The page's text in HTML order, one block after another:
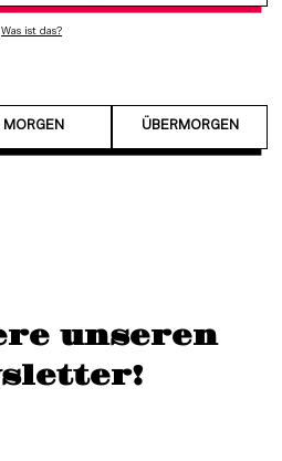
Was ist das?
MORGEN ÜBERMORGEN
unseren